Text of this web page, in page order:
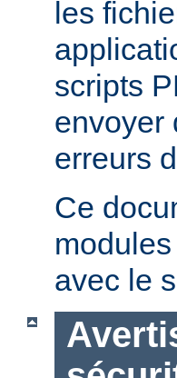
les
scripts
envoyer
erreurs
Ce
avec le